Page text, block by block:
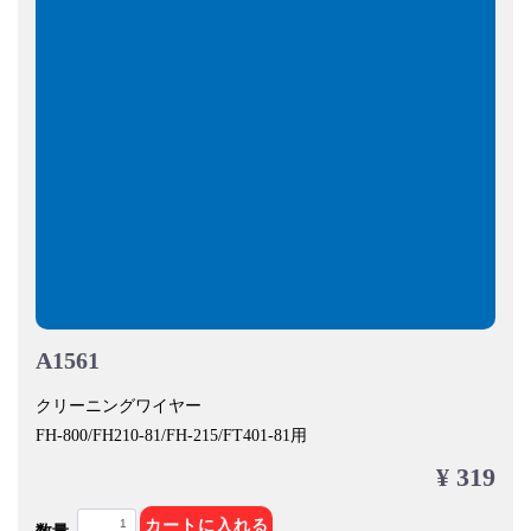
A1561
クリーニングワイヤー
FH-800/FH210-81/FH-215/FT401-81用
¥ 319
カートに入れる